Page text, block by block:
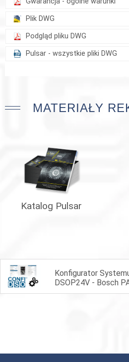
Plik DWG
Podgląd pliku DWG
Pulsar - wszystkie pliki DWG
MATERIAŁY
Katalog Pulsar
Konfigurator
DSOP24V - Bosch